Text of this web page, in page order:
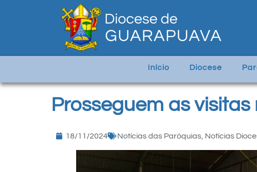
Início Diocese
Prosseguem as
18/11/2024 Notícias das Paróquias Notícias